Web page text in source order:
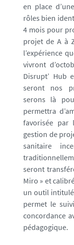
en place
rôles bien
4 mois pour
projet de A à
l’expérience
vivront
Disrupt’ Hub
seront nos
serons là
permettra
favorisée par
gestion de
sanitaire
seront
Miro » et
un outil
permet le
concordance
pédagogique.